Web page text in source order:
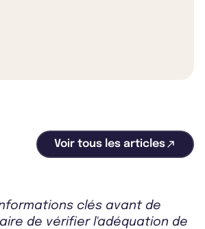
Voir tous les articles
clés avant de
de vérifier l'adéquation de